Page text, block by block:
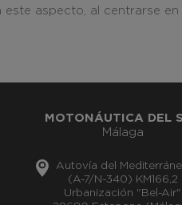
aspecto, al centrarse
MOTONÁUTICA DEL
Málaga
Autovía del
(A-7/N-340) KM166,2
Urbanización "Bel-Air"